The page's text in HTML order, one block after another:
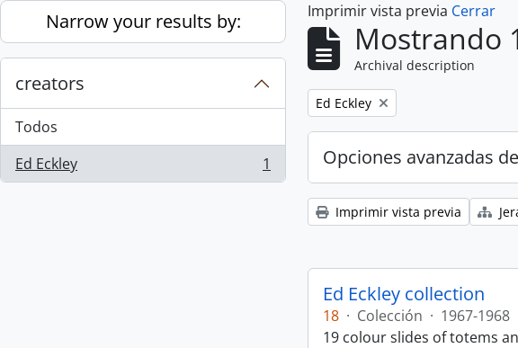
Skip to main content
Narrow your results by:
creators
Todos
Ed Eckley
, 1 resultados 1
Imprimir vista previa Cerrar
Mostrando
Archival description
Remove filter:
Ed Eckley
Opciones avanzadas
Imprimir vista previa
Ed Eckley collection
18 · Colección · 1967-1968
19 colour slides of totems